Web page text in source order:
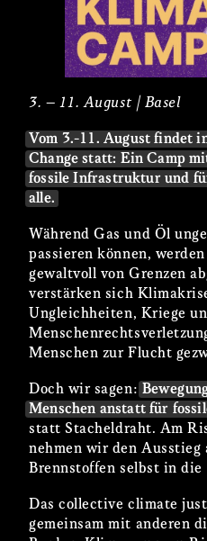
3. – 11. August | Basel
Vom 3.-11. August findet
Change statt: Ein Camp
fossile Infrastruktur und
alle.
Während Gas und Öl
passieren können,
gewaltvoll von Grenzen
verstärken sich
Ungleichheiten, Kriege
Menschen zur Flucht
Doch wir sagen:
Menschen anstatt für
statt Stacheldraht. Am
nehmen wir den Ausstieg
Brennstoffen selbst in die
Das collective climate
gemeinsam mit anderen